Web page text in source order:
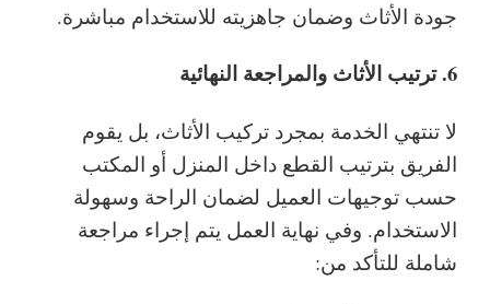
جودة الأثاث وضمان جاهزيته للاستخدام مباشرة.
6. ترتيب الأثاث والمراجعة النهائية
لا تنتهي الخدمة بمجرد تركيب الأثاث، بل يقوم
الفريق بترتيب القطع داخل المنزل أو المكتب
حسب توجيهات العميل لضمان الراحة وسهولة
الاستخدام. وفي نهاية العمل يتم إجراء مراجعة
شاملة للتأكد من: